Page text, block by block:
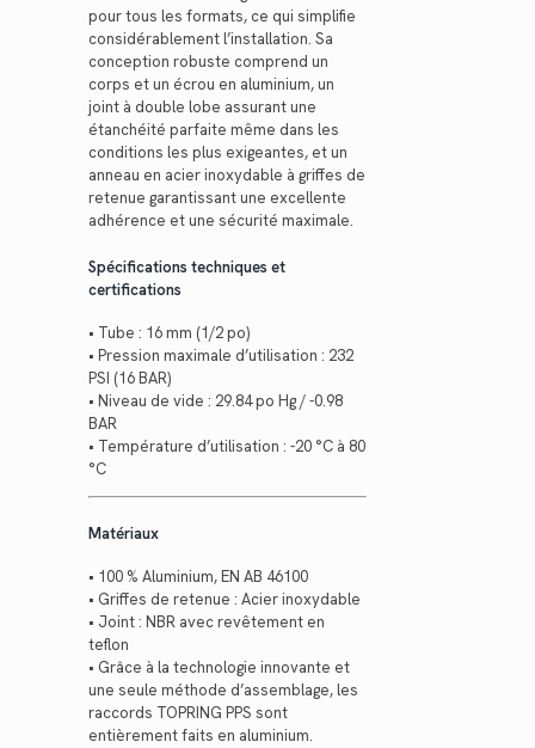
pour tous les formats, ce qui simplifie
considérablement l’installation. Sa
conception robuste comprend un
corps et un écrou en aluminium, un
joint à double lobe assurant une
étanchéité parfaite même dans les
conditions les plus exigeantes, et un
anneau en acier inoxydable à griffes de
retenue garantissant une excellente
adhérence et une sécurité maximale.
Spécifications techniques et
certifications
• Tube : 16 mm (1/2 po)
• Pression maximale d’utilisation : 232
PSI (16 BAR)
• Niveau de vide : 29.84 po Hg / -0.98
BAR
• Température d’utilisation : -20 °C à 80
°C
Matériaux
• 100 % Aluminium, EN AB 46100
• Griffes de retenue : Acier inoxydable
• Joint : NBR avec revêtement en
teflon
• Grâce à la technologie innovante et
une seule méthode d’assemblage, les
raccords TOPRING PPS sont
entièrement faits en aluminium.